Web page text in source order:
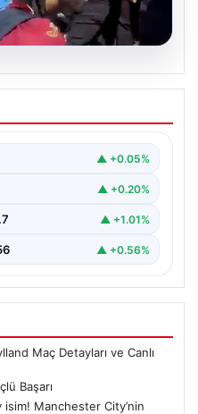
İlk Üçlü
attı. Takımının▲ +0.05%
▲ +0.20%
▲ +1.01%
▲ +0.56%
Maç Detayları ve Canlı
Başarı
isim! Manchester City’nin